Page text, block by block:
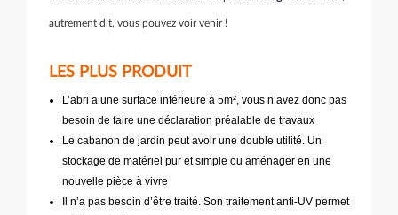
autrement dit, vous pouvez voir venir !
LES PLUS PRODUIT
L’abri a une surface inférieure à 5m², vous n’avez donc pas
besoin de faire une déclaration préalable de travaux
Le cabanon de jardin peut avoir une double utilité. Un
stockage de matériel pur et simple ou aménager en une
nouvelle pièce à vivre
Il n’a pas besoin d’être traité. Son traitement anti-UV permet